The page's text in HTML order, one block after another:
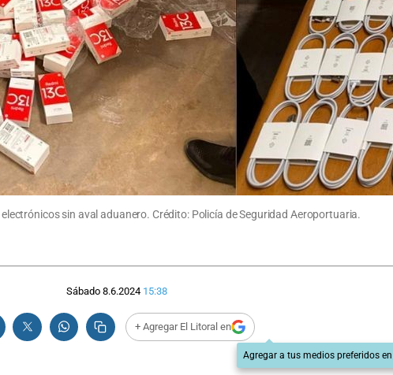
sin aval aduanero. Crédito: Policía de Seguridad Aeroportuaria.
Sábado 8.6.2024 15:38
+ Agregar El Litoral en
Agregar a tus medios preferidos